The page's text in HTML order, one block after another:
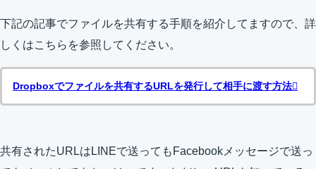
下記の記事でファイルを共有する手順を紹介してますので、詳
しくはこちらを参照してください。
Dropboxでファイルを共有するURLを発行して相手に渡す方法
共有されたURLはLINEで送ってもFacebookメッセージで送っ